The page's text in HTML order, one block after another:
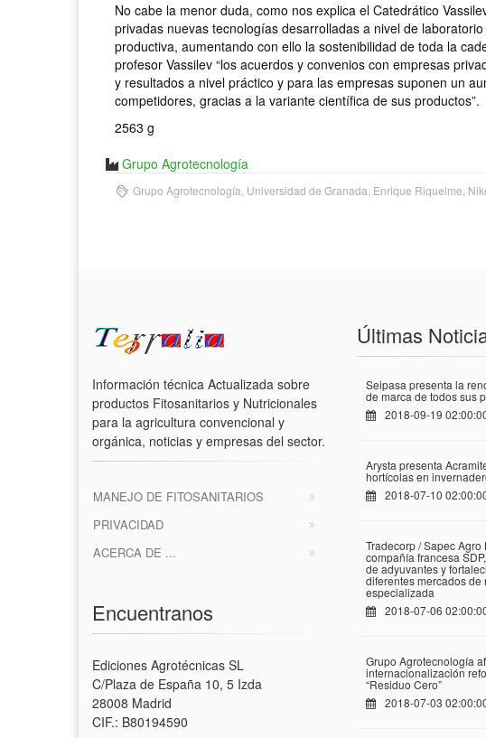
No cabe la menor duda, como nos explica el Catedrático
privadas nuevas tecnologías desarrolladas a nivel de
productiva, aumentando con ello la sostenibilidad de toda la
profesor Vassilev “los acuerdos y convenios con empresas
y resultados a nivel práctico y para las empresas suponen un
competidores, gracias a la variante científica de sus productos”.
2563 g
Grupo Agrotecnología
Grupo Agrotecnología, Universidad de Granada, Enrique Riquelme,
Información técnica Actualizada sobre
productos Fitosanitarios y Nutricionales
para la agricultura convencional y
orgánica, noticias y empresas del sector.
MANEJO DE FITOSANITARIOS
PRIVACIDAD
ACERCA DE ...
Encuentranos
Ediciones Agrotécnicas SL
C/Plaza de España 10, 5 Izda
28008 Madrid
CIF.: B80194590
Últimas
Seipasa presenta la
de marca de todos sus
2018-09-19
Arysta presenta
hortícolas en
2018-07-10
Tradecorp / Sapec
compañía francesa
de adyuvantes y
diferentes mercados de
especializada
2018-07-06
Grupo Agrotecnología
internacionalización
“Residuo Cero”
2018-07-03